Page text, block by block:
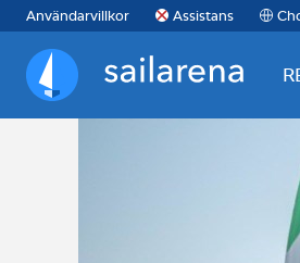
Användarvillkor Assistans
Sailarena